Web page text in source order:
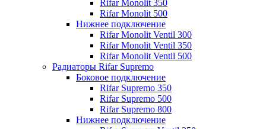
Rifar Monolit 350
Rifar Monolit 500
Нижнее подключение
Rifar Monolit Ventil 300
Rifar Monolit Ventil 350
Rifar Monolit Ventil 500
Радиаторы Rifar Supremo
Боковое подключение
Rifar Supremo 350
Rifar Supremo 500
Rifar Supremo 800
Нижнее подключение